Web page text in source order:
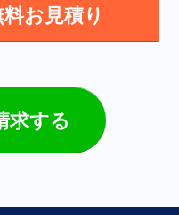
お見積り
求する